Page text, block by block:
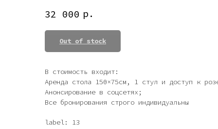
32 000 р.
Out of stock
В стоимость входит:
Аренда стола 150×75см, 1 стул и доступ к
Анонсирование в соцсетях;
Все бронирования строго индивидуальны
label: 13